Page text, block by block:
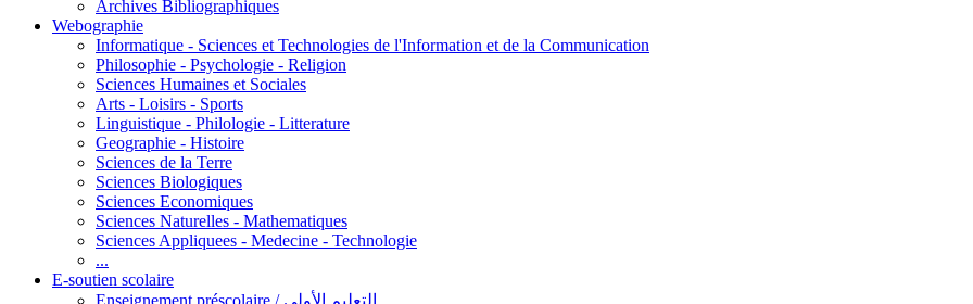
Archives Bibliographiques
Webographie
Informatique - Sciences et Technologies de l'Information et de la Communication
Philosophie - Psychologie - Religion
Sciences Humaines et Sociales
Arts - Loisirs - Sports
Linguistique - Philologie - Litterature
Geographie - Histoire
Sciences de la Terre
Sciences Biologiques
Sciences Economiques
Sciences Naturelles - Mathematiques
Sciences Appliquees - Medecine - Technologie
...
E-soutien scolaire